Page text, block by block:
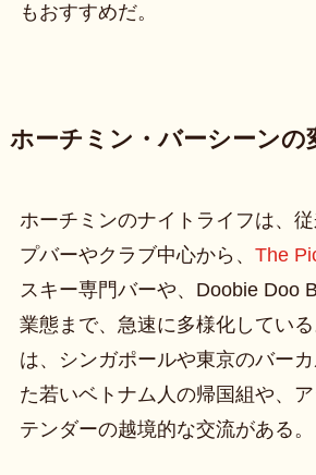
もおすすめだ。
ホーチミン・バーシーンの
ホーチミンのナイトライフは、
プバーやクラブ中心から、 The
スキー専門バーや、Doobie Doo
業態まで、急速に多様化してい
は、シンガポールや東京のバー
た若いベトナム人の帰国組や、
テンダーの越境的な交流がある。